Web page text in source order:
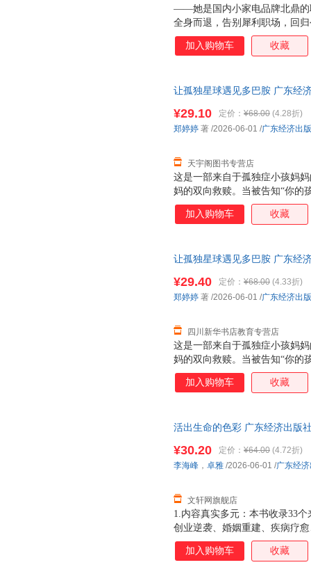
——她是国内小家电品牌北鼎的
全身而退，告别犀利职场，回
——从结婚生子到创业，从带着
名公益人，人生每个重要节
加入购物车 收藏
让孤独星球遇见多巴胺 广东经
这是一部来自于孤独症小孩妈
妈的双向救赎。当被告知“你的
得天塌了！ 从情绪崩溃，到怨
妈，到高校老师；从孤独症小
¥29.10 定价： ¥68.00 (4.28折)
天宇阁图书专营店
郑婷婷 著 /2026-06-01 /广东经济出
加入购物车 收藏
让孤独星球遇见多巴胺 广东经
这是一部来自于孤独症小孩妈
妈的双向救赎。当被告知“你的
得天塌了！ 从情绪崩溃，到怨
妈，到高校老师；从孤独症小
¥29.40 定价： ¥68.00 (4.33折)
四川新华书店教育专营店
郑婷婷 著 /2026-06-01 /广东经济出
加入购物车 收藏
活出生命的色彩 广东经济出版
1.内容真实多元：本书收录33
创业逆袭、婚姻重建、疾病疗
本，为读者提供丰富可参照的
贯穿线索，将抽象的情绪、关
¥30.20 定价： ¥64.00 (4.72折)
文轩网旗舰店
李海峰 ， 卓雅 /2026-06-01 /广东经
加入购物车 收藏